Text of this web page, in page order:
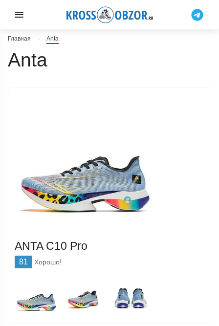
Главная Anta
Anta
ANTA C10 Pro
81 Хорошо!